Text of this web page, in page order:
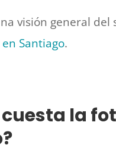
visión general
Santiago.
la